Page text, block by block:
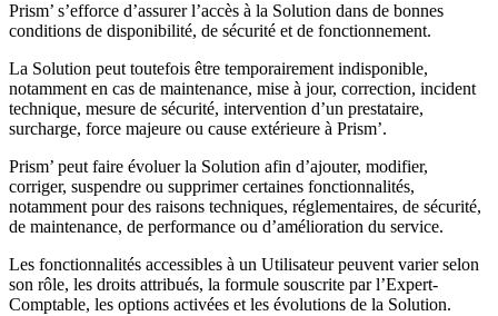
Prism’ s’efforce d’assurer l’accès à la Solution dans de bonnes
conditions de disponibilité, de sécurité et de fonctionnement.
La Solution peut toutefois être temporairement indisponible,
notamment en cas de maintenance, mise à jour, correction, incident
technique, mesure de sécurité, intervention d’un prestataire,
surcharge, force majeure ou cause extérieure à Prism’.
Prism’ peut faire évoluer la Solution afin d’ajouter, modifier,
corriger, suspendre ou supprimer certaines fonctionnalités,
notamment pour des raisons techniques, réglementaires, de sécurité,
de maintenance, de performance ou d’amélioration du service.
Les fonctionnalités accessibles à un Utilisateur peuvent varier selon
son rôle, les droits attribués, la formule souscrite par l’Expert-
Comptable, les options activées et les évolutions de la Solution.